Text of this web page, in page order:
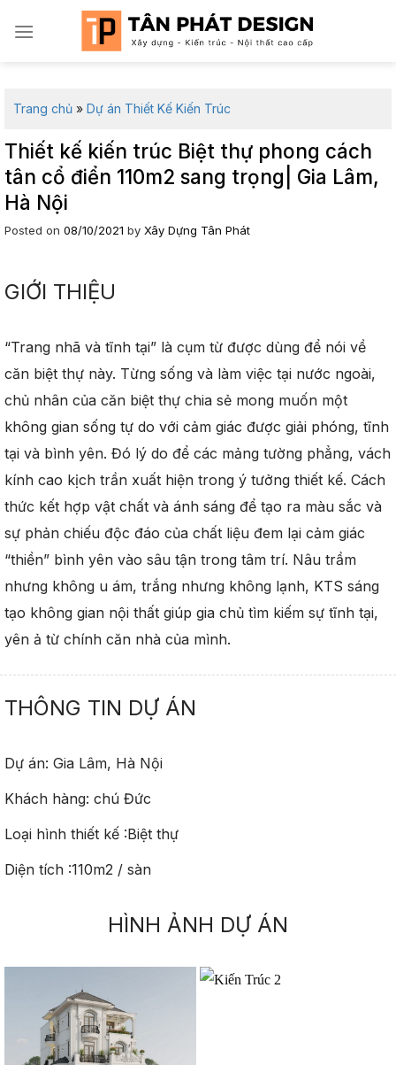
Trang chủ » Dự án Thiết Kế Kiến Trúc
Thiết kế kiến trúc Biệt thự phong cách
tân cổ điển 110m2 sang trọng| Gia Lâm,
Hà Nội
Posted on 08/10/2021 by Xây Dựng Tân Phát
GIỚI THIỆU
“Trang nhã và tĩnh tại” là cụm từ được dùng để nói về
căn biệt thự này. Từng sống và làm việc tại nước ngoài,
chủ nhân của căn biệt thự chia sẻ mong muốn một
không gian sống tự do với cảm giác được giải phóng, tĩnh
tại và bình yên. Đó lý do để các mảng tường phẳng, vách
kính cao kịch trần xuất hiện trong ý tưởng thiết kế. Cách
thức kết hợp vật chất và ánh sáng để tạo ra màu sắc và
sự phản chiếu độc đáo của chất liệu đem lại cảm giác
“thiền” bình yên vào sâu tận trong tâm trí. Nâu trầm
nhưng không u ám, trắng nhưng không lạnh, KTS sáng
tạo không gian nội thất giúp gia chủ tìm kiếm sự tĩnh tại,
yên ả từ chính căn nhà của mình.
THÔNG TIN DỰ ÁN
Dự án: Gia Lâm, Hà Nội
Khách hàng: chú Đức
Loại hình thiết kế :Biệt thự
Diện tích :110m2 / sàn
HÌNH ẢNH DỰ ÁN